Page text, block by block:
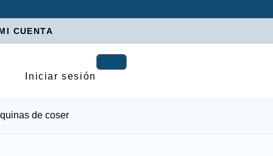
CUENTA
Iniciar sesión
de coser